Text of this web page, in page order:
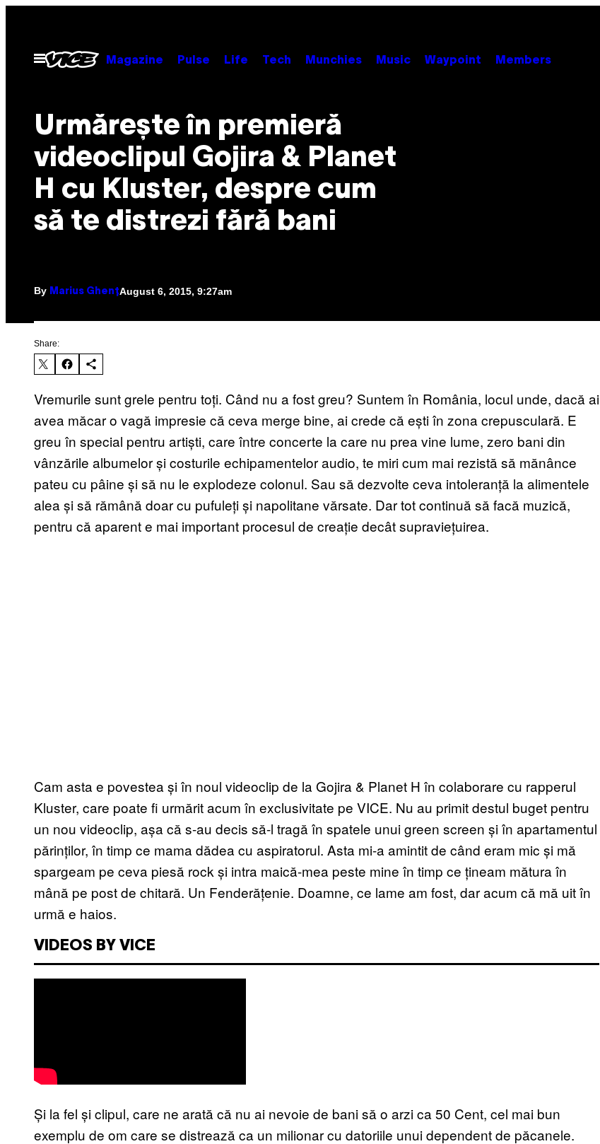
contentOpen
Menu
Magazine Pulse Life Tech Munchies Music Waypoint Members
Urmărește în premieră
videoclipul Gojira & Planet
H cu Kluster, despre cum
să te distrezi fără bani
By Marius GhențAugust 6, 2015, 9:27am
Share:
Vremurile sunt grele pentru toți. Când nu a fost greu? Suntem în România, locul unde, dacă ai
avea măcar o vagă impresie că ceva merge bine, ai crede că ești în zona crepusculară. E
greu în special pentru artiști, care între concerte la care nu prea vine lume, zero bani din
vânzările albumelor și costurile echipamentelor audio, te miri cum mai rezistă să mănânce
pateu cu pâine și să nu le explodeze colonul. Sau să dezvolte ceva intoleranță la alimentele
alea și să rămână doar cu pufuleți și napolitane vărsate. Dar tot continuă să facă muzică,
pentru că aparent e mai important procesul de creație decât supraviețuirea.
Cam asta e povestea și în noul videoclip de la Gojira & Planet H în colaborare cu rapperul
Kluster, care poate fi urmărit acum în exclusivitate pe VICE. Nu au primit destul buget pentru
un nou videoclip, așa că s-au decis să-l tragă în spatele unui green screen și în apartamentul
părinților, în timp ce mama dădea cu aspiratorul. Asta mi-a amintit de când eram mic și mă
spargeam pe ceva piesă rock și intra maică-mea peste mine în timp ce țineam mătura în
mână pe post de chitară. Un Fenderățenie. Doamne, ce lame am fost, dar acum că mă uit în
urmă e haios.
VIDEOS BY VICE
Și la fel și clipul, care ne arată că nu ai nevoie de bani să o arzi ca 50 Cent, cel mai bun
exemplu de om care se distrează ca un milionar cu datoriile unui dependent de păcanele.